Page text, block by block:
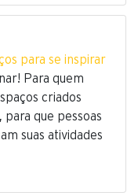
para se inspirar
Para quem
criados
que pessoas
suas atividades